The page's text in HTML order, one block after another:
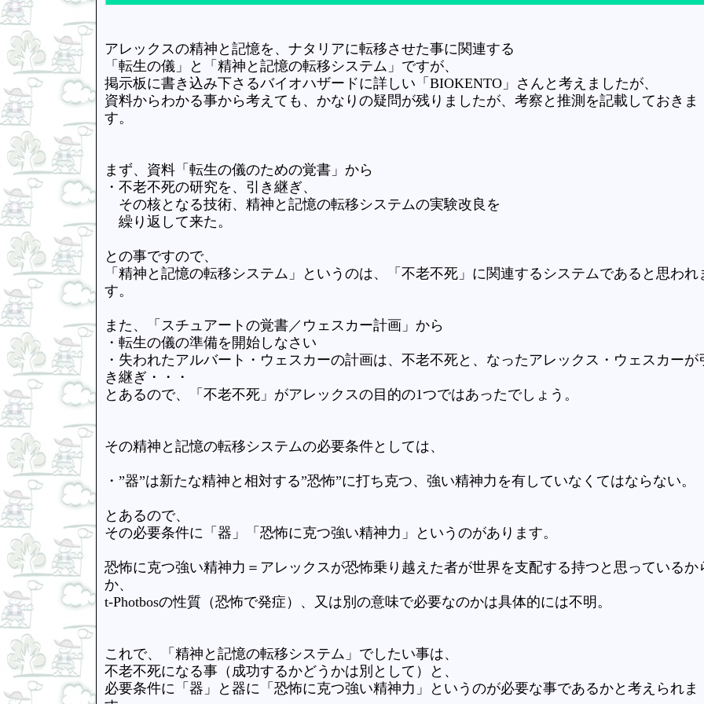
アレックスの精神と記憶を、ナタリアに転移させた事に関連する
「転生の儀」と「精神と記憶の転移システム」ですが、
掲示板に書き込み下さるバイオハザードに詳しい「BIOKENTO」さんと考えましたが、
資料からわかる事から考えても、かなりの疑問が残りましたが、考察と推測を記載しておきま
す。
まず、資料「転生の儀のための覚書」から
・不老不死の研究を、引き継ぎ、
その核となる技術、精神と記憶の転移システムの実験改良を
繰り返して来た。
との事ですので、
「精神と記憶の転移システム」というのは、「不老不死」に関連するシステムであると思われ
す。
また、「スチュアートの覚書／ウェスカー計画」から
・転生の儀の準備を開始しなさい
・失われたアルバート・ウェスカーの計画は、不老不死と、なったアレックス・ウェスカーが
き継ぎ・・・
とあるので、「不老不死」がアレックスの目的の1つではあったでしょう。
その精神と記憶の転移システムの必要条件としては、
・”器”は新たな精神と相対する”恐怖”に打ち克つ、強い精神力を有していなくてはならない。
とあるので、
その必要条件に「器」「恐怖に克つ強い精神力」というのがあります。
恐怖に克つ強い精神力＝アレックスが恐怖乗り越えた者が世界を支配する持つと思っているか
か、
t-Photbosの性質（恐怖で発症）、又は別の意味で必要なのかは具体的には不明。
これで、「精神と記憶の転移システム」でしたい事は、
不老不死になる事（成功するかどうかは別として）と、
必要条件に「器」と器に「恐怖に克つ強い精神力」というのが必要な事であるかと考えられま